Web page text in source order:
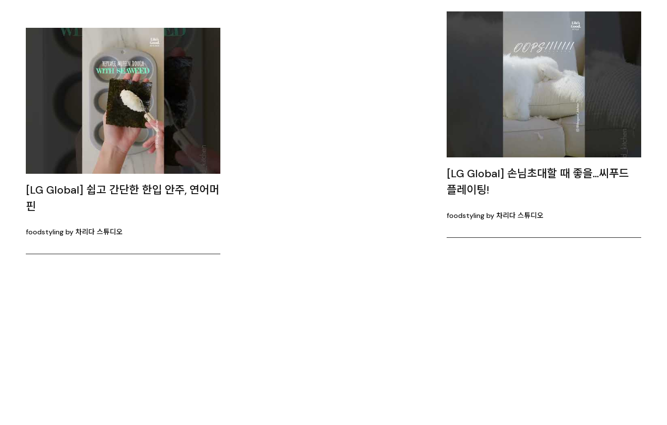
[LG Global] 손님초대할 때 좋을…씨푸드
플레이팅!
foodstyling by 차리다 스튜디오
[LG Global] 쉽고 간단한 한입 안주, 연어머
핀
foodstyling by 차리다 스튜디오